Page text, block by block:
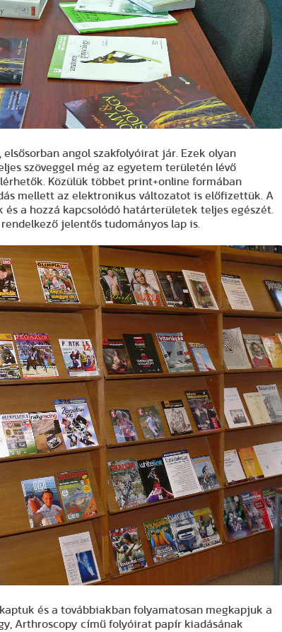
angol szakfolyóirat jár. Ezek olyan
szöveggel még az egyetem területén lévő
Közülük többet print+online formában
mellett az elektronikus változatot is előfizettük. A
a hozzá kapcsolódó határterületek teljes egészét.
jelentős tudományos lap is.
és a továbbiakban folyamatosan megkapjuk a
Arthroscopy című folyóirat papír kiadásának